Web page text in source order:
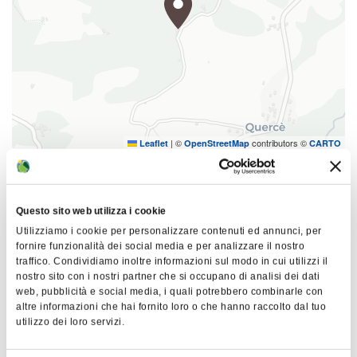
Questo sito web utilizza i cookie
Utilizziamo i cookie per personalizzare contenuti ed annunci, per
fornire funzionalità dei social media e per analizzare il nostro
traffico. Condividiamo inoltre informazioni sul modo in cui utilizzi il
nostro sito con i nostri partner che si occupano di analisi dei dati
web, pubblicità e social media, i quali potrebbero combinarle con
altre informazioni che hai fornito loro o che hanno raccolto dal tuo
utilizzo dei loro servizi.
Leaflet | © OpenStreetMap contributors © CARTO
B&B Castellaro
40032 Camugnano
COME ARRIVARE
Dettagli